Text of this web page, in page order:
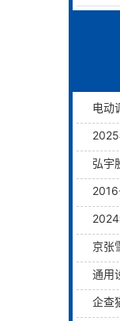
电动
2025
弘宇股份
2016-
2024
京张
通用设
企查